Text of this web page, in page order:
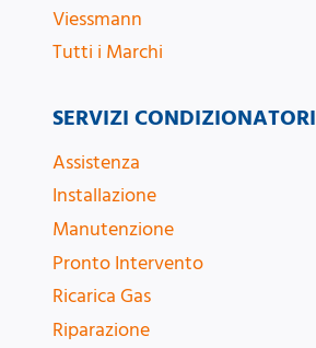
Viessmann
Tutti i Marchi
SERVIZI CONDIZIONATORI
Assistenza
Installazione
Manutenzione
Pronto Intervento
Ricarica Gas
Riparazione